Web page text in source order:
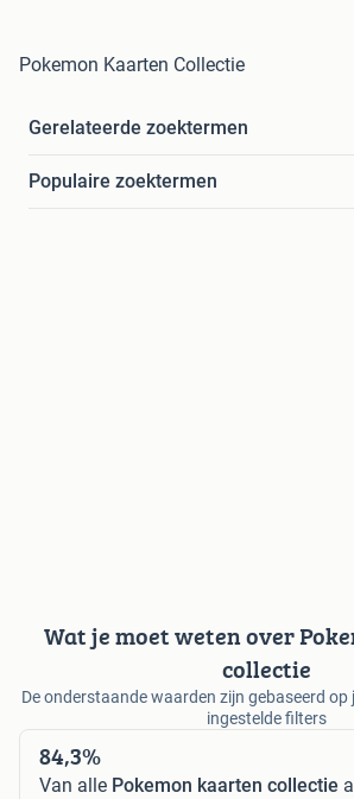
Pokemon Kaarten Collectie
Gerelateerde zoektermen
Populaire zoektermen
Wat je moet weten over
collectie
De onderstaande waarden zijn gebaseerd op
ingestelde filters
84,3%
Van alle Pokemon kaarten collectie